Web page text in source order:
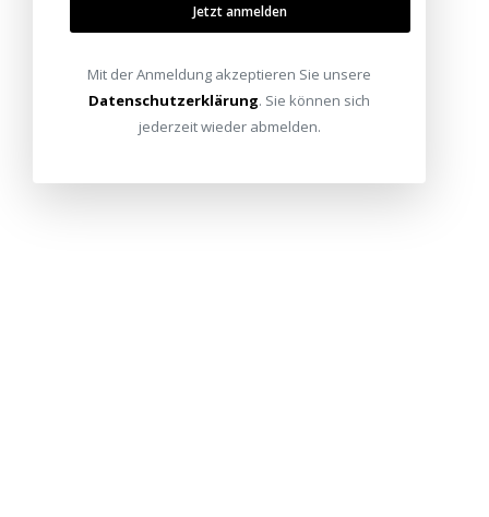
Jetzt anmelden
Mit der Anmeldung akzeptieren Sie unsere
Datenschutzerklärung. Sie können sich
jederzeit wieder abmelden.